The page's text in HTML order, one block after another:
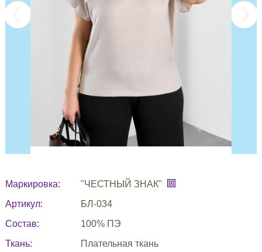
Маркировка:
"ЧЕСТНЫЙ ЗНАК"
Артикул:
БЛ-034
Состав:
100% ПЭ
Ткань:
Плательная ткань